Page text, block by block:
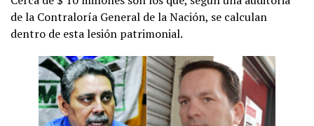
de la Contraloría General de la Nación, se calculan
dentro de esta lesión patrimonial.